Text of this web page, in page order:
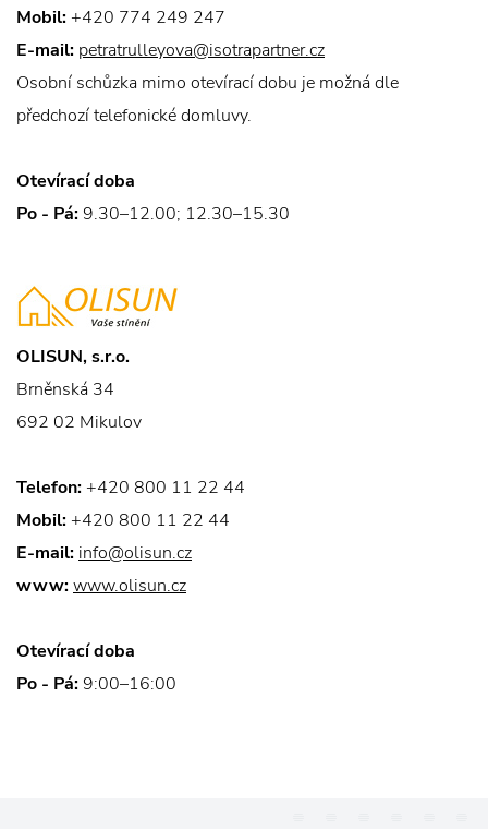
Mobil: +420 774 249 247
E-mail: petratrulleyova@isotrapartner.cz
Osobní schůzka mimo otevírací dobu je možná dle
předchozí telefonické domluvy.
Otevírací doba
Po - Pá: 9.30–12.00; 12.30–15.30
OLISUN, s.r.o.
Brněnská 34
692 02 Mikulov
Telefon: +420 800 11 22 44
Mobil: +420 800 11 22 44
E-mail: info@olisun.cz
www:www.olisun.cz
Otevírací doba
Po - Pá: 9:00–16:00